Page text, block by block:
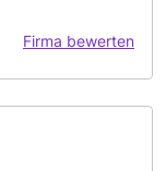
Firma bewerten